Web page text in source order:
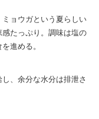
ョウガという夏らしい
たっぷり。調味は塩の
進める。
、余分な水分は排泄さ